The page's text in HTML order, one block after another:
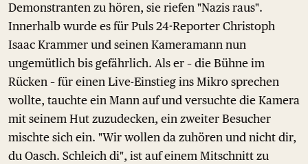
Demonstranten zu hören, sie riefen "Nazis raus".
Innerhalb wurde es für Puls 24-Reporter Christoph
Isaac Krammer und seinen Kameramann nun
ungemütlich bis gefährlich. Als er – die Bühne im
Rücken – für einen Live-Einstieg ins Mikro sprechen
wollte, tauchte ein Mann auf und versuchte die Kamera
mit seinem Hut zuzudecken, ein zweiter Besucher
mischte sich ein. "Wir wollen da zuhören und nicht dir,
du Oasch. Schleich di", ist auf einem Mitschnitt zu